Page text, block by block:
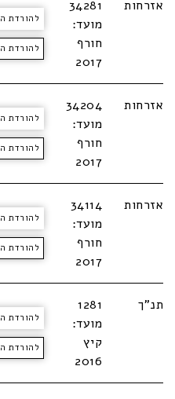
אזרחות
34281
מועד:
חורף
2017
להורדת
להורדת
אזרחות
34204
מועד:
חורף
2017
להורדת
להורדת
אזרחות
34114
מועד:
חורף
2017
להורדת
להורדת
תנ"ך
1281
מועד:
קיץ
2016
להורדת
להורדת